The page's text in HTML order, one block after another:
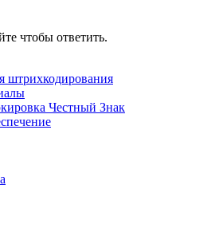
чтобы ответить.
штрихкодирования
Честный Знак